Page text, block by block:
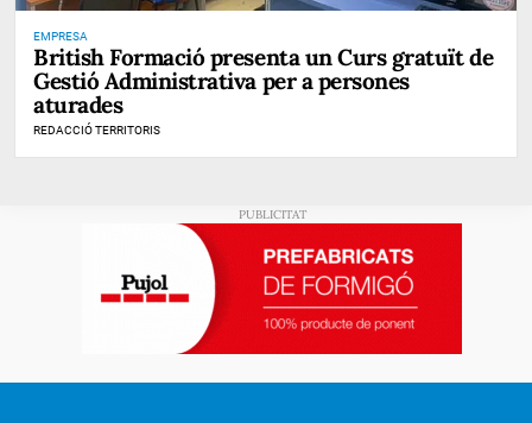
EMPRESA
British Formació presenta un Curs gratuït de
Gestió Administrativa per a persones
aturades
REDACCIÓ TERRITORIS